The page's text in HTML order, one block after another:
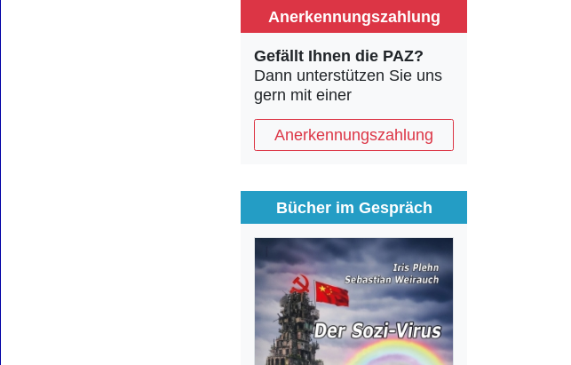
Anerkennungszahlung
Gefällt Ihnen die PAZ?
Dann unterstützen Sie uns
gern mit einer
Anerkennungszahlung
Bücher im Gespräch